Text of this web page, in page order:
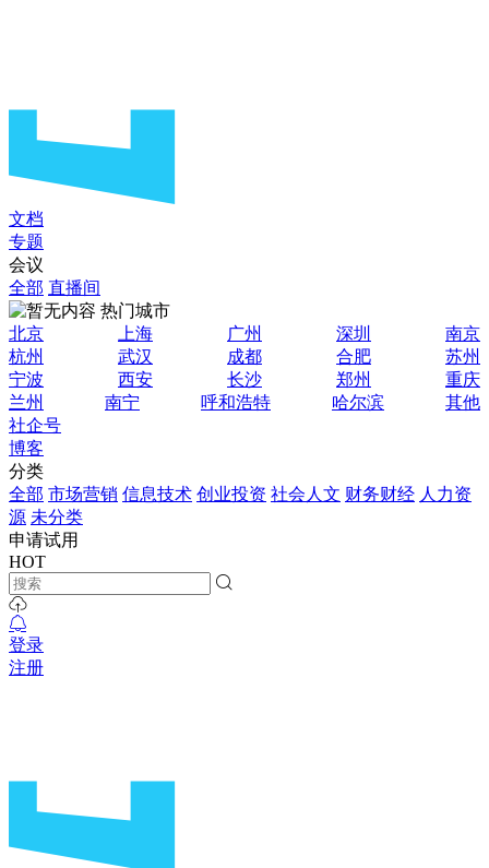
文档
专题
会议
全部 直播间
热门城市
北京
上海 广州 深圳
南京
杭州
武汉 成都 合肥
苏州
宁波
西安 长沙 郑州
重庆
兰州
南宁 呼和浩特 哈尔滨
其他
社企号
博客
分类
全部 市场营销 信息技术 创业投资 社会人文 财务财经 人力资
源 未分类
申请试用
HOT
登录
注册